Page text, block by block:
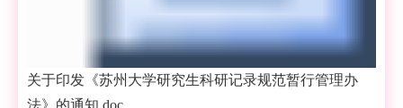
关于印发《苏州大学研究生科研记录规范暂行管理办
法》的通知.doc